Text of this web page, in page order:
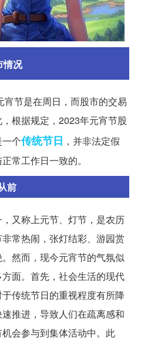
情况
节是在周日，而股市的交易
根据规定，2023年元宵节股
个传统节日 ，并非法定假
常工作日一致的。
前
又称上元节、灯节，是农历
常热闹，张灯结彩、游园赏
然而，现今元宵节的气氛似
面。首先，社会生活的现代
传统节日的重视程度有所降
推进，导致人们在疏离感和
会参与到集体活动中。此